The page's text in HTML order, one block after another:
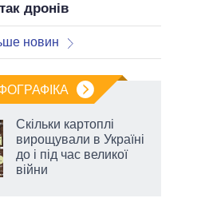
дронів
новин
Скільки картоплі
вирощували в Україні
до і під час великої
війни